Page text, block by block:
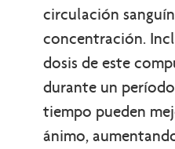
circulación
concentración.
dosis de este
durante un
tiempo pueden
ánimo,